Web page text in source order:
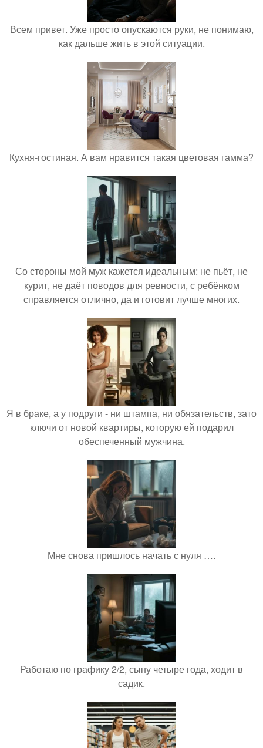
Всем привет. Уже просто опускаются руки, не понимаю,
как дальше жить в этой ситуации.
Кухня-гостиная. А вам нравится такая цветовая гамма?
Со стороны мой муж кажется идеальным: не пьёт, не
курит, не даёт поводов для ревности, с ребёнком
справляется отлично, да и готовит лучше многих.
Я в браке, а у подруги - ни штампа, ни обязательств, зато
ключи от новой квартиры, которую ей подарил
обеспеченный мужчина.
Мне снова пришлось начать с нуля ….
Работаю по графику 2/2, сыну четыре года, ходит в
садик.